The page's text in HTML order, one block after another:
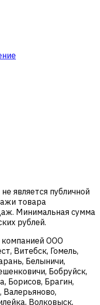
является публичной
товара
Минимальная сумма
рублей.
компанией ООО
Витебск, Гомель,
Белыничи,
Бобруйск,
Борисов, Брагин,
Волковыск,